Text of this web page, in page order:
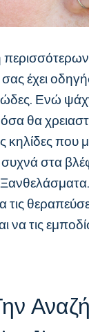
έχει
Ενώ
θα
κηλίδες που
συχνά στα
να τις